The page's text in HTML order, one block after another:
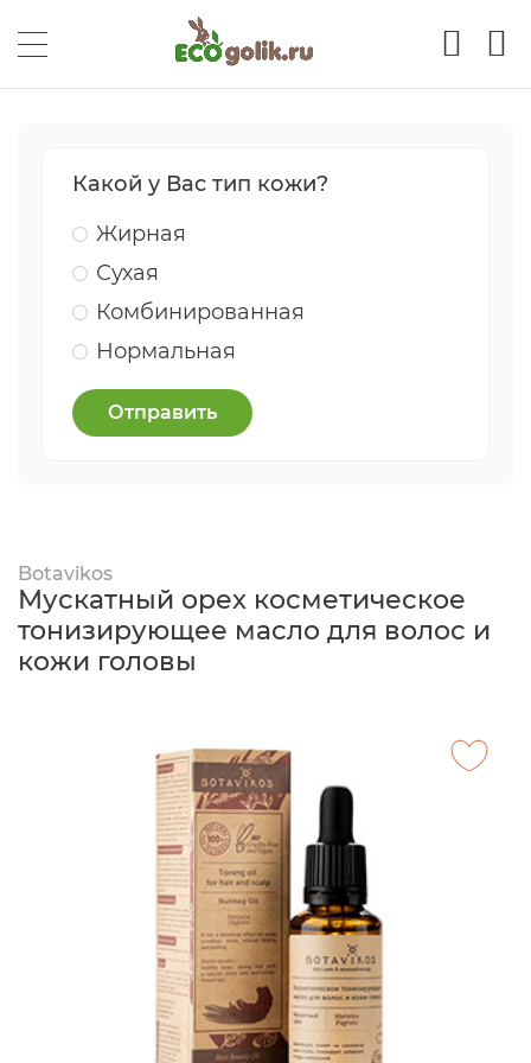
Какой у Вас тип кожи?
Жирная
Сухая
Комбинированная
Нормальная
Отправить
Botavikos
Мускатный орех косметическое
тонизирующее масло для волос и
кожи головы